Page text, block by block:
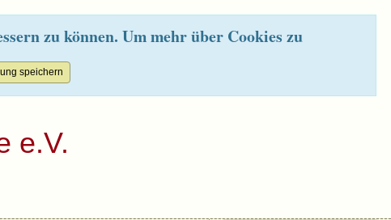
zu können. Um mehr über Cookies zu
e.V.